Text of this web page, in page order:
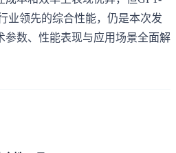
业领先的综合性能，仍是本次发
参数、性能表现与应用场景全面解